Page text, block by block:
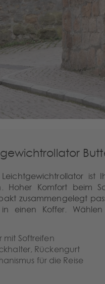
ist
Hoher Komfort beim
zusammengelegt
einen Koffer.
Softreifen
Rückengurt
für die Reise